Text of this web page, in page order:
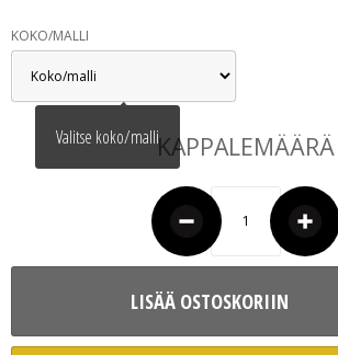
KOKO/MALLI
KAPPALEMÄÄRÄ
LISÄÄ OSTOSKORIIN
Valitse koko/malli